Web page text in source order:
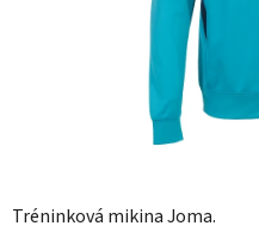
Tréninková mikina Joma.